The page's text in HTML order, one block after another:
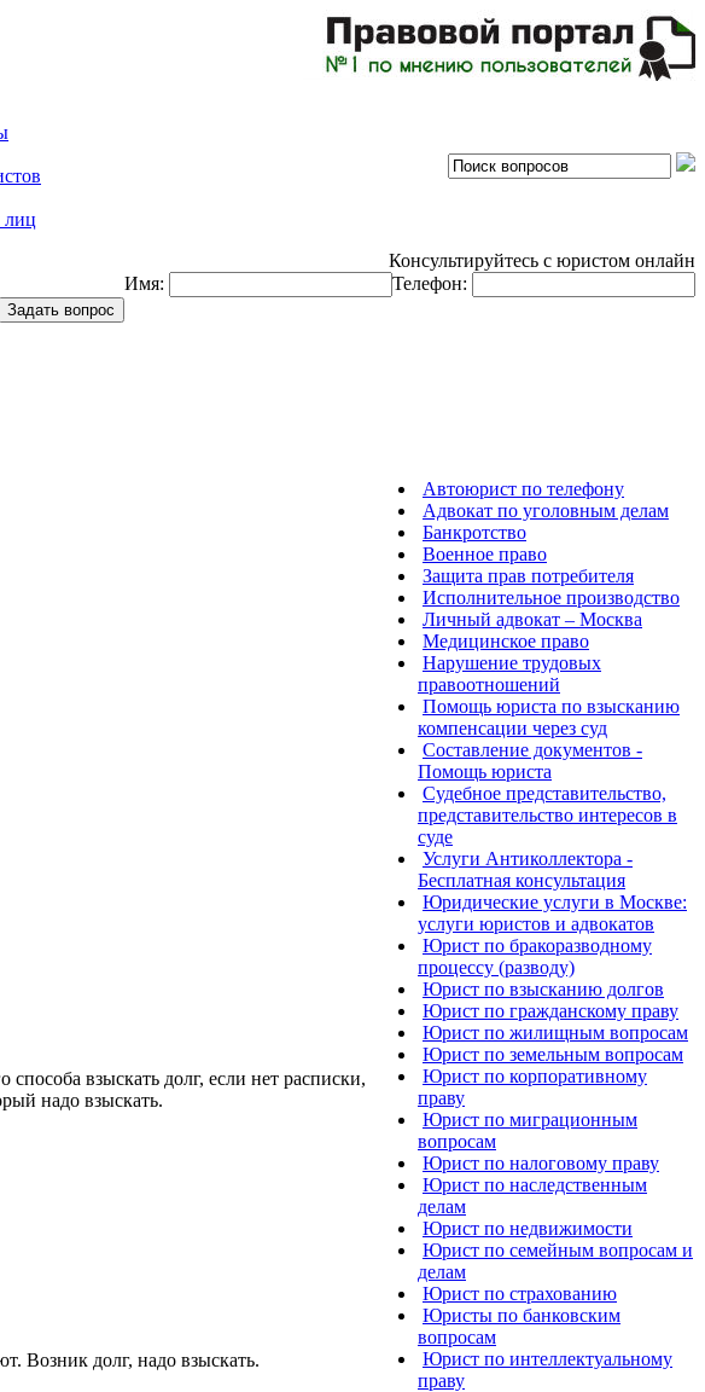
лиц
Консультируйтесь с юристом онлайн
Имя:
Телефон:
взыскать долг, если нет расписки,
надо взыскать.
Возник долг, надо взыскать.
Автоюрист по телефону
Адвокат по уголовным делам
Банкротство
Военное право
Защита прав потребителя
Исполнительное производство
Личный адвокат – Москва
Медицинское право
Нарушение трудовых
правоотношений
Помощь юриста по взысканию
компенсации через суд
Составление документов -
Помощь юриста
Судебное представительство,
представительство интересов в
суде
Услуги Антиколлектора -
Бесплатная консультация
Юридические услуги в Москве:
услуги юристов и адвокатов
Юрист по бракоразводному
процессу (разводу)
Юрист по взысканию долгов
Юрист по гражданскому праву
Юрист по жилищным вопросам
Юрист по земельным вопросам
Юрист по корпоративному
праву
Юрист по миграционным
вопросам
Юрист по налоговому праву
Юрист по наследственным
делам
Юрист по недвижимости
Юрист по семейным вопросам и
делам
Юрист по страхованию
Юристы по банковским
вопросам
Юрист по интеллектуальному
праву